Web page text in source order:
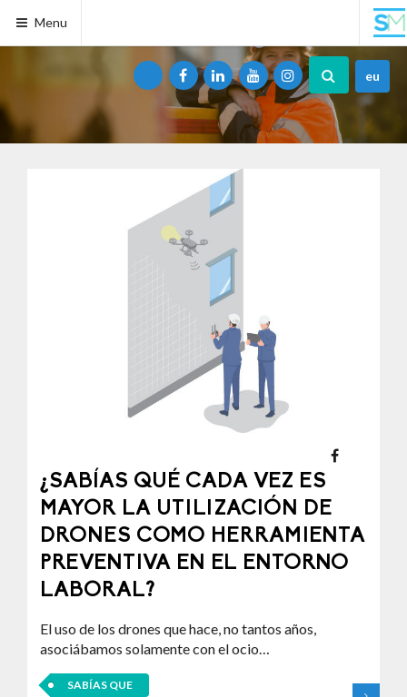
Menu
eu
¿SABÍAS QUÉ CADA VEZ ES
MAYOR LA UTILIZACIÓN DE
DRONES COMO HERRAMIENTA
PREVENTIVA EN EL ENTORNO
LABORAL?
El uso de los drones que hace, no tantos años,
asociábamos solamente con el ocio…
SABÍAS QUE